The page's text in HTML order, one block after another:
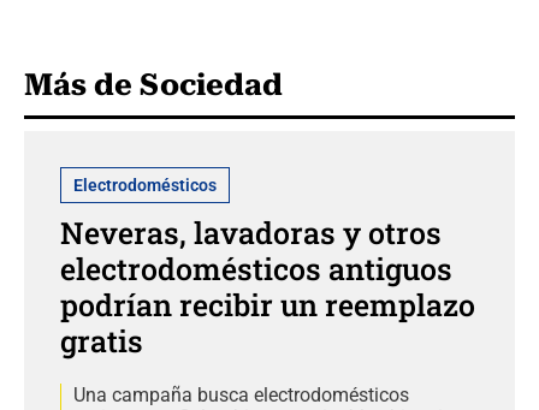
Más de Sociedad
Electrodomésticos
Neveras, lavadoras y otros
electrodomésticos antiguos
podrían recibir un reemplazo
gratis
Una campaña busca electrodomésticos